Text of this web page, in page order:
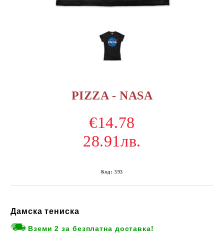
PIZZA - NASA
€14.78
28.91лв.
Код: 593
Дамска тениска
Вземи 2 за безплатна доставка!